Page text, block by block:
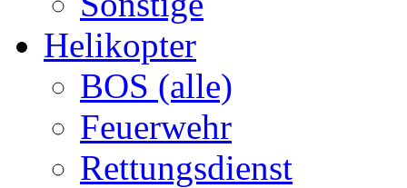
Helikopter
BOS (alle)
Feuerwehr
Rettungsdienst